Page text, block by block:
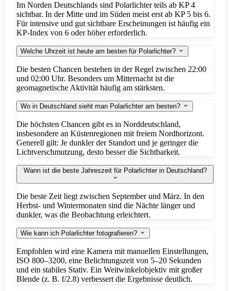
Im Norden Deutschlands sind Polarlichter teils ab KP 4
sichtbar. In der Mitte und im Süden meist erst ab KP 5 bis 6.
Für intensive und gut sichtbare Erscheinungen ist häufig ein
KP-Index von 6 oder höher erforderlich.
Welche Uhrzeit ist heute am besten für Polarlichter?
Die besten Chancen bestehen in der Regel zwischen 22:00
und 02:00 Uhr. Besonders um Mitternacht ist die
geomagnetische Aktivität häufig am stärksten.
Wo in Deutschland sieht man Polarlichter am besten?
Die höchsten Chancen gibt es in Norddeutschland,
insbesondere an Küstenregionen mit freiem Nordhorizont.
Generell gilt: Je dunkler der Standort und je geringer die
Lichtverschmutzung, desto besser die Sichtbarkeit.
Wann ist die beste Jahreszeit für Polarlichter in Deutschland?
Die beste Zeit liegt zwischen September und März. In den
Herbst- und Wintermonaten sind die Nächte länger und
dunkler, was die Beobachtung erleichtert.
Wie kann ich Polarlichter fotografieren?
Empfohlen wird eine Kamera mit manuellen Einstellungen,
ISO 800–3200, eine Belichtungszeit von 5–20 Sekunden
und ein stabiles Stativ. Ein Weitwinkelobjektiv mit großer
Blende (z. B. f/2.8) verbessert die Ergebnisse deutlich.